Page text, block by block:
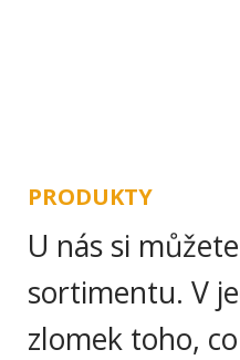
PRODUKTY
U nás si
sortimentu. V
zlomek toho,